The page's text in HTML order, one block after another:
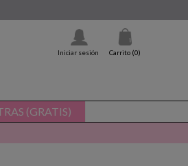
Iniciar sesión Carrito (0)
(GRATIS)